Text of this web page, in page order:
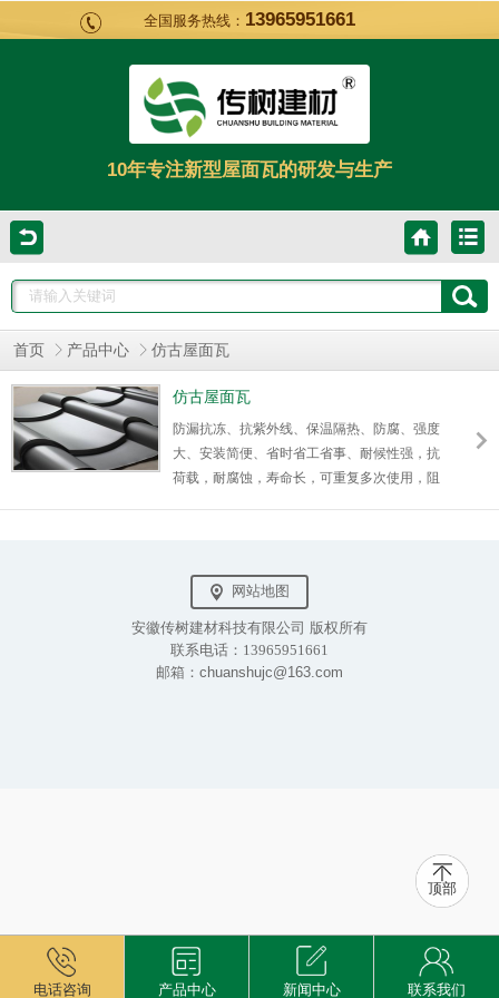
全国服务热线： 13965951661
10年专注新型屋面瓦的研发与生产
首页 产品中心 仿古屋面瓦
仿古屋面瓦
防漏抗冻、抗紫外线、保温隔热、防腐、强度
大、安装简便、省时省工省事、耐候性强，抗
荷载，耐腐蚀，寿命长，可重复多次使用，阻
网站地图
安徽传树建材科技有限公司 版权所有
联系电话：13965951661
邮箱：chuanshujc@163.com
电话咨询 产品中心 新闻中心 联系我们
顶部